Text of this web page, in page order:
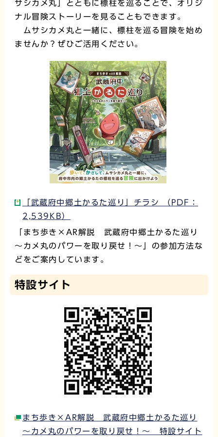
サシカメ丸」とともに標柱を巡ることで、オリジ
ナル冒険ストーリーを見ることもできます。
ムサシカメ丸と一緒に、標柱を巡る冒険を始め
ませんか？ぜひご活用ください。
「武蔵府中郷土かるた巡り」チラシ （PDF：
2,539KB）
「まち歩き×AR解説 武蔵府中郷土かるた巡り
～カメ丸のパワーを取り戻せ！～」の参加方法な
どをご案内しています。
特設サイト
まち歩き×AR解説 武蔵府中郷土かるた巡り
～カメ丸のパワーを取り戻せ！～ 特設サイト